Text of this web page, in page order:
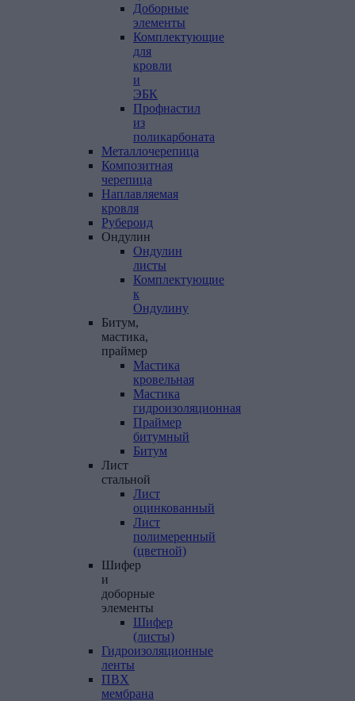
Доборные
элементы
Комплектующие
для
кровли
и
ЭБК
Профнастил
из
поликарбоната
Металлочерепица
Композитная
черепица
Наплавляемая
кровля
Рубероид
Ондулин
Ондулин
листы
Комплектующие
к
Ондулину
Битум,
мастика,
праймер
Мастика
кровельная
Мастика
гидроизоляционная
Праймер
битумный
Битум
Лист
стальной
Лист
оцинкованный
Лист
полимеренный
(цветной)
Шифер
и
доборные
элементы
Шифер
(листы)
Гидроизоляционные
ленты
ПВХ
мембрана